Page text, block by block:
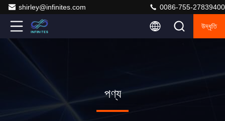
shirley@infinites.com 0086-755-27839400
উদ্ধৃতি
পণ্য